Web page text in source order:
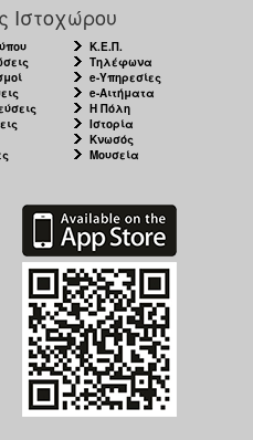
Ιστοχώρου
Κ.Ε.Π.
Τηλέφωνα
e-Υπηρεσίες
e-Αιτήματα
Η Πόλη
Ιστορία
Κνωσός
Μουσεία